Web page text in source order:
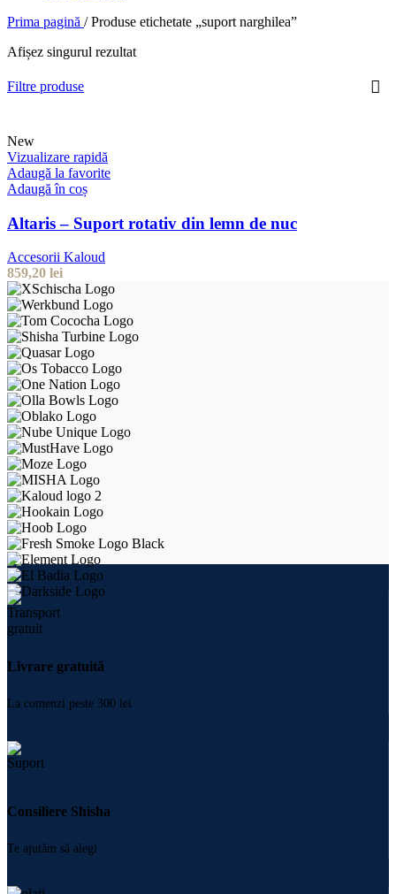
Prima pagină / Produse etichetate „suport narghilea”
Afișez singurul rezultat
Filtre produse
New
Vizualizare rapidă
Adaugă la favorite
Adaugă în coș
Altaris – Suport rotativ din lemn de nuc
Accesorii Kaloud
859,20 lei
Livrare gratuită
La comenzi peste 300 lei
Consiliere Shisha
Te ajutăm să alegi